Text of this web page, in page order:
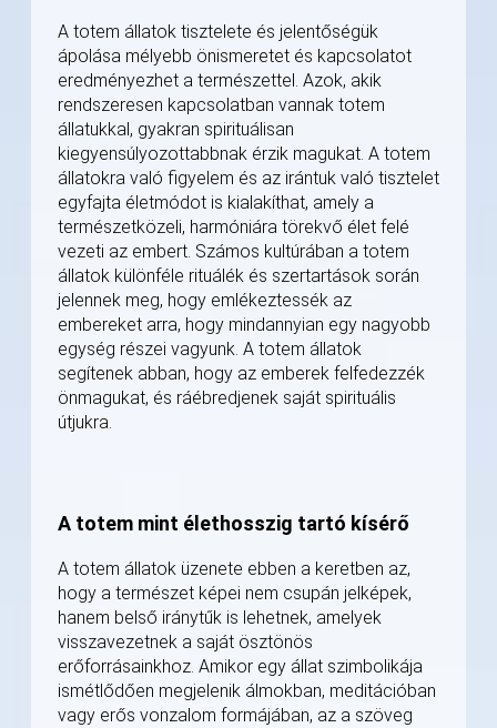
A totem állatok tisztelete és jelentőségük
ápolása mélyebb önismeretet és kapcsolatot
eredményezhet a természettel. Azok, akik
rendszeresen kapcsolatban vannak totem
állatukkal, gyakran spirituálisan
kiegyensúlyozottabbnak érzik magukat. A totem
állatokra való figyelem és az irántuk való tisztelet
egyfajta életmódot is kialakíthat, amely a
természetközeli, harmóniára törekvő élet felé
vezeti az embert. Számos kultúrában a totem
állatok különféle rituálék és szertartások során
jelennek meg, hogy emlékeztessék az
embereket arra, hogy mindannyian egy nagyobb
egység részei vagyunk. A totem állatok
segítenek abban, hogy az emberek felfedezzék
önmagukat, és ráébredjenek saját spirituális
útjukra.
A totem mint élethosszig tartó kísérő
A totem állatok üzenete ebben a keretben az,
hogy a természet képei nem csupán jelképek,
hanem belső iránytűk is lehetnek, amelyek
visszavezetnek a saját ösztönös
erőforrásainkhoz. Amikor egy állat szimbolikája
ismétlődően megjelenik álmokban, meditációban
vagy erős vonzalom formájában, az a szöveg